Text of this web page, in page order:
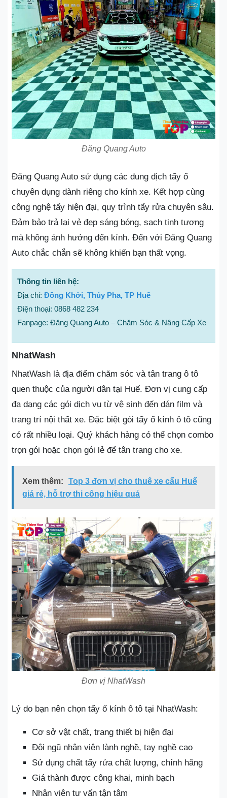
Đăng Quang Auto
Đăng Quang Auto sử dụng các dung dịch tẩy ố
chuyên dụng dành riêng cho kính xe. Kết hợp cùng
công nghệ tẩy hiện đại, quy trình tẩy rửa chuyên sâu.
Đảm bảo trả lại vẻ đẹp sáng bóng, sạch tinh tương
mà không ảnh hưởng đến kính. Đến với Đăng Quang
Auto chắc chắn sẽ không khiến bạn thất vọng.
Thông tin liên hệ:
Địa chỉ: Đồng Khởi, Thủy Pha, TP Huế
Điện thoại: 0868 482 234
Fanpage: Đăng Quang Auto – Chăm Sóc & Nâng Cấp Xe
NhatWash
NhatWash là địa điểm chăm sóc và tân trang ô tô
quen thuộc của người dân tại Huế. Đơn vị cung cấp
đa dạng các gói dịch vụ từ vệ sinh đến dán film và
trang trí nội thất xe. Đặc biệt gói tẩy ố kính ô tô cũng
có rất nhiều loại. Quý khách hàng có thể chọn combo
trọn gói hoặc chọn gói lẻ để tân trang cho xe.
Xem thêm:
Top 3 đơn vị cho thuê xe cẩu Huế
giá rẻ, hỗ trợ thi công hiệu quả
Đơn vị NhatWash
Lý do bạn nên chọn tẩy ố kính ô tô tại NhatWash:
Cơ sở vật chất, trang thiết bị hiện đại
Đội ngũ nhân viên lành nghề, tay nghề cao
Sử dụng chất tẩy rửa chất lượng, chính hãng
Giá thành được công khai, minh bạch
Nhân viên tư vấn tận tâm